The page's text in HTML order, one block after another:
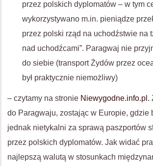
przez polskich dyplomatów – w tym
wykorzystywano m.in. pieniądze
przez polski rząd na uchodźstwie na
nad uchodźcami”. Paragwaj nie
do siebie (transport Żydów przez
był praktycznie niemożliwy)
– czytamy na stronie Niewygodne.info.pl.
do Paragwaju, zostając w Europie, gdzie
jednak nietykalni za sprawą paszportów
przez polskich dyplomatów. Jak widać
najlepszą walutą w stosunkach